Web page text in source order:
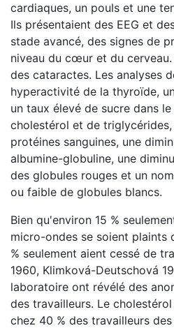
cardiaques, un pouls et une
Ils présentaient des EEG et
stade avancé, des signes de
niveau du cœur et du
des cataractes. Les analyses
hyperactivité de la thyroïde,
un taux élevé de sucre dans
cholestérol et de
protéines sanguines, une
albumine-globuline, une
des globules rouges et un
ou faible de globules blancs.
Bien qu'environ 15 %
micro-ondes se soient plaints
% seulement aient cessé de
1960, Klimková-Deutschová
laboratoire ont révélé des
des travailleurs. Le
chez 40 % des travailleurs